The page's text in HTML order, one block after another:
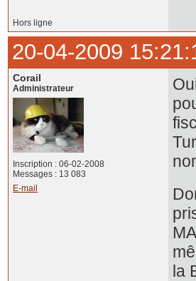
Hors ligne
20-04-2009
Corail
Administrateur
Inscription : 06-02-2008
Messages : 13 083
E-mail
la